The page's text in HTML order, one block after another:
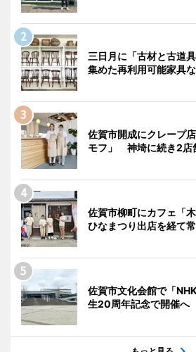
三日月に「古材と古道
集めた再利用可能家具
佐賀市開成にクレープ
モフ」 神埼に続き2店
佐賀市柳町にカフェ「
ひなまつり出店を経て
佐賀市文化会館で「
生20周年記念で開催へ